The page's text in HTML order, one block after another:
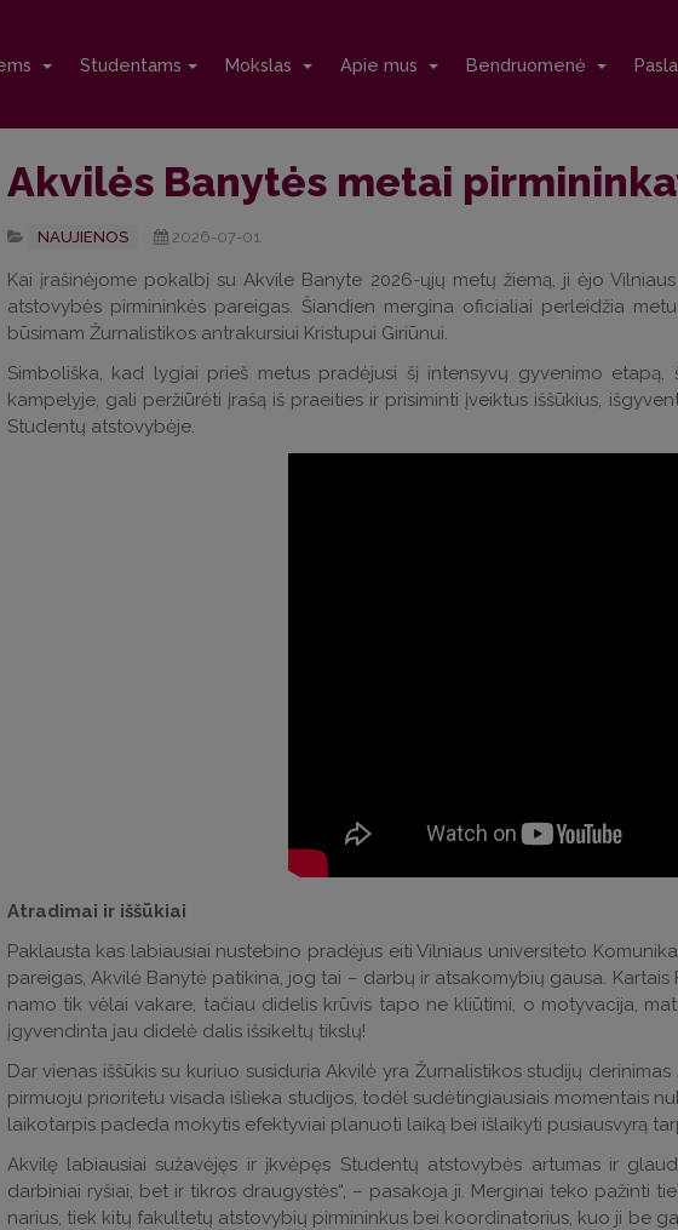
Studentams Mokslas Apie mus Bendruomenė
Akvilės Banytės metai
NAUJIENOS 2026-07-01
Kai įrašinėjome pokalbį su Akvile Banyte 2026-ųjų metų žiemą, ji ėjo
atstovybės pirmininkės pareigas. Šiandien mergina oficialiai perleidžia
būsimam Žurnalistikos antrakursiui Kristupui Giriūnui.
Simboliška, kad lygiai prieš metus pradėjusi šį intensyvų gyvenimo etapą,
kampelyje, gali peržiūrėti įrašą iš praeities ir prisiminti įveiktus iššūkius,
Studentų atstovybėje.
Atradimai ir iššūkiai
Paklausta kas labiausiai nustebino pradėjus eiti Vilniaus universiteto
pareigas, Akvilė Banytė patikina, jog tai – darbų ir atsakomybių gausa.
namo tik vėlai vakare, tačiau didelis krūvis tapo ne kliūtimi, o motyvacija,
įgyvendinta jau didelė dalis išsikeltų tikslų!
Dar vienas iššūkis su kuriuo susiduria Akvilė yra Žurnalistikos studijų
pirmuoju prioritetu visada išlieka studijos, todėl sudėtingiausiais momentais
laikotarpis padeda mokytis efektyviai planuoti laiką bei išlaikyti pusiausvyrą
Akvilę labiausiai sužavėjęs ir įkvėpęs Studentų atstovybės artumas ir
darbiniai ryšiai, bet ir tikros draugystės“, – pasakoja ji. Merginai teko pažinti
narius, tiek kitų fakultetų atstovybių pirmininkus bei koordinatorius, kuo ji be